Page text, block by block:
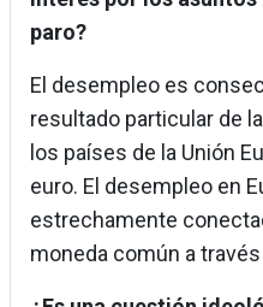
paro?
El desempleo es
resultado particular de
los países de la Unión
euro. El desempleo en
estrechamente
moneda común a